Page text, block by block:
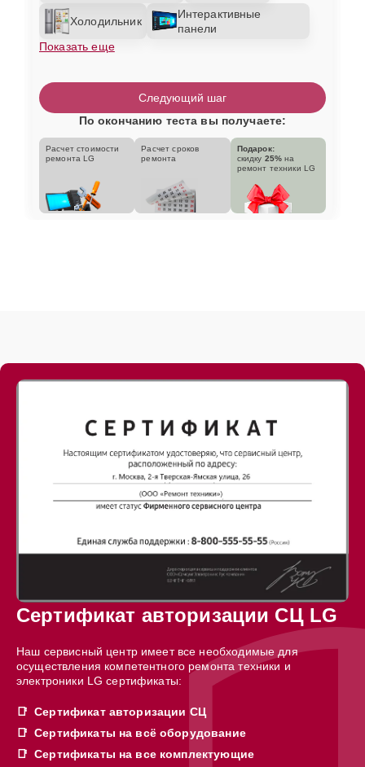
Холодильник
Интерактивные
панели
Показать еще
Следующий шаг
По окончанию теста вы получаете:
Расчет стоимости
ремонта LG
Расчет сроков
ремонта
Подарок:
скидку 25% на
ремонт техники LG
Сертификат авторизации СЦ LG
Наш сервисный центр имеет все необходимые для
осуществления компетентного ремонта техники и
электроники LG сертификаты:
Сертификат авторизации СЦ
Сертификаты на всё оборудование
Сертификаты на все комплектующие